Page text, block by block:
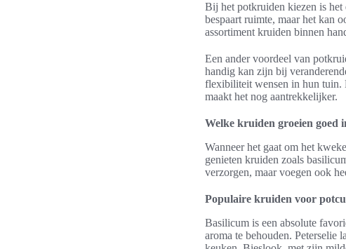
Bij het potkruiden kiezen is
bespaart ruimte, maar het kan
assortiment kruiden binnen
Een ander voordeel van
handig kan zijn bij
flexibiliteit wensen in hun tuin.
maakt het nog aantrekkelijker.
Welke kruiden groeien goed
Wanneer het gaat om het
genieten kruiden zoals
verzorgen, maar voegen ook
Populaire kruiden voor
Basilicum is een absolute
aroma te behouden. Peterselie